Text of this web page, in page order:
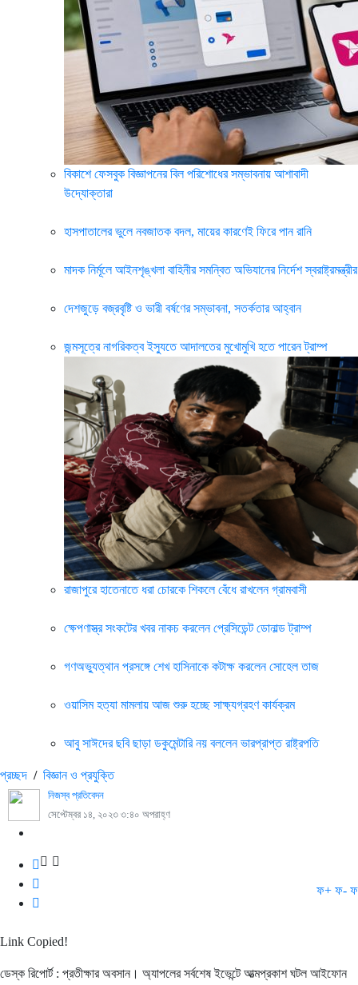
বিকাশে ফেসবুক বিজ্ঞাপনের বিল পরিশোধের সম্ভাবনায় আশাবাদী
উদ্যোক্তারা
হাসপাতালের ভুলে নবজাতক বদল, মায়ের কারণেই ফিরে পান রানি
মাদক নির্মূলে আইনশৃঙ্খলা বাহিনীর সমন্বিত অভিযানের নির্দেশ স্বরাষ্ট্রমন্ত্রীর
দেশজুড়ে বজ্রবৃষ্টি ও ভারী বর্ষণের সম্ভাবনা, সতর্কতার আহ্বান
জন্মসূত্রে নাগরিকত্ব ইস্যুতে আদালতের মুখোমুখি হতে পারেন ট্রাম্প
রাজাপুরে হাতেনাতে ধরা চোরকে শিকলে বেঁধে রাখলেন গ্রামবাসী
ক্ষেপণাস্ত্র সংকটের খবর নাকচ করলেন প্রেসিডেন্ট ডোনাল্ড ট্রাম্প
গণঅভ্যুত্থান প্রসঙ্গে শেখ হাসিনাকে কটাক্ষ করলেন সোহেল তাজ
ওয়াসিম হত্যা মামলায় আজ শুরু হচ্ছে সাক্ষ্যগ্রহণ কার্যক্রম
আবু সাঈদের ছবি ছাড়া ডকুমেন্টারি নয় বললেন ভারপ্রাপ্ত রাষ্ট্রপতি
প্রচ্ছদ / বিজ্ঞান ও প্রযুক্তি
নিজস্ব প্রতিবেদন
সেপ্টেম্বর ১৪, ২০২৩ ৩:৪০ অপরাহ্ণ
ফ+ ফ- ফ
Link Copied!
ডেস্ক রিপোর্ট : প্রতীক্ষার অবসান। অ্যাপলের সর্বশেষ ইভেন্টে আত্মপ্রকাশ ঘটল আইফোন